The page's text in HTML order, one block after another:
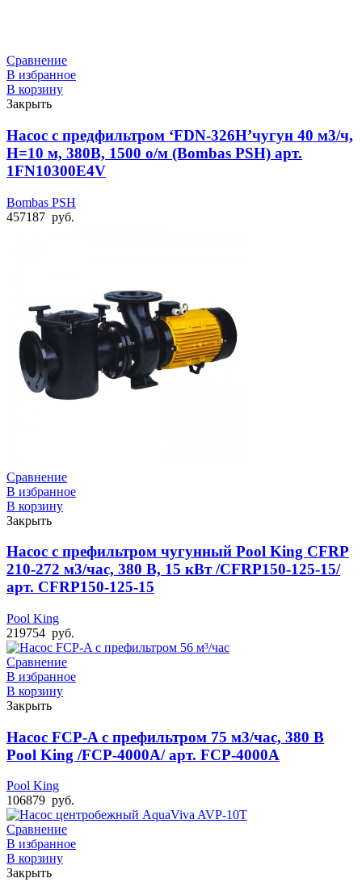
Сравнение
В избранное
В корзину
Закрыть
Насос с предфильтром ‘FDN-326H’чугун 40 м3/ч,
Н=10 м, 380В, 1500 о/м (Bombas PSH) арт.
1FN10300E4V
Bombas PSH
457187 руб.
Сравнение
В избранное
В корзину
Закрыть
Насос с префильтром чугунный Pool King CFRP
210-272 м3/час, 380 В, 15 кВт /CFRP150-125-15/
арт. CFRP150-125-15
Pool King
219754 руб.
Сравнение
В избранное
В корзину
Закрыть
Насос FCP-A с префильтром 75 м3/час, 380 В
Pool King /FCP-4000A/ арт. FCP-4000A
Pool King
106879 руб.
Сравнение
В избранное
В корзину
Закрыть